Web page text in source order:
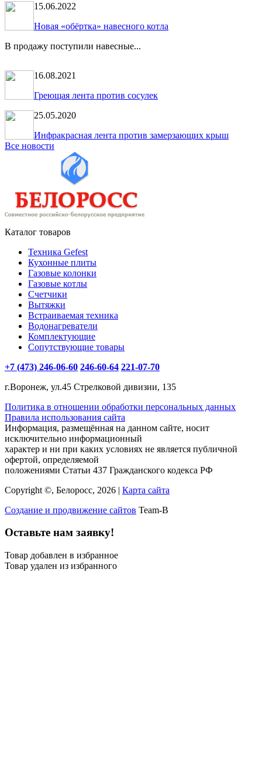
15.06.2022
Новая «обёртка» навесного котла
В продажу поступили навесные...
16.08.2021
Греющая лента против сосулек
25.05.2020
Инфракрасная лента против замерзающих крыш
Все новости
Каталог товаров
Техника Gefest
Кухонные плиты
Газовые колонки
Газовые котлы
Счетчики
Вытяжки
Встраиваемая техника
Водонагреватели
Комплектующие
Сопутствующие товары
+7 (473) 246-06-60 246-60-64 221-07-70
г.Воронеж, ул.45 Стрелковой дивизии, 135
Политика в отношении обработки персональных данных
Правила использования сайта
Информация, размещённая на данном сайте, носит
исключительно информационный
характер и ни при каких условиях не является публичной
офертой, определяемой
положениями Статьи 437 Гражданского кодекса РФ
Copyright ©, Белоросс, 2026 | Карта сайта
Создание и продвижение сайтов Team-B
Оставьте нам заявку!
Товар добавлен в избранное
Товар удален из избранного